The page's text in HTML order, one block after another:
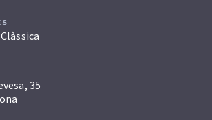
Clàssica
35